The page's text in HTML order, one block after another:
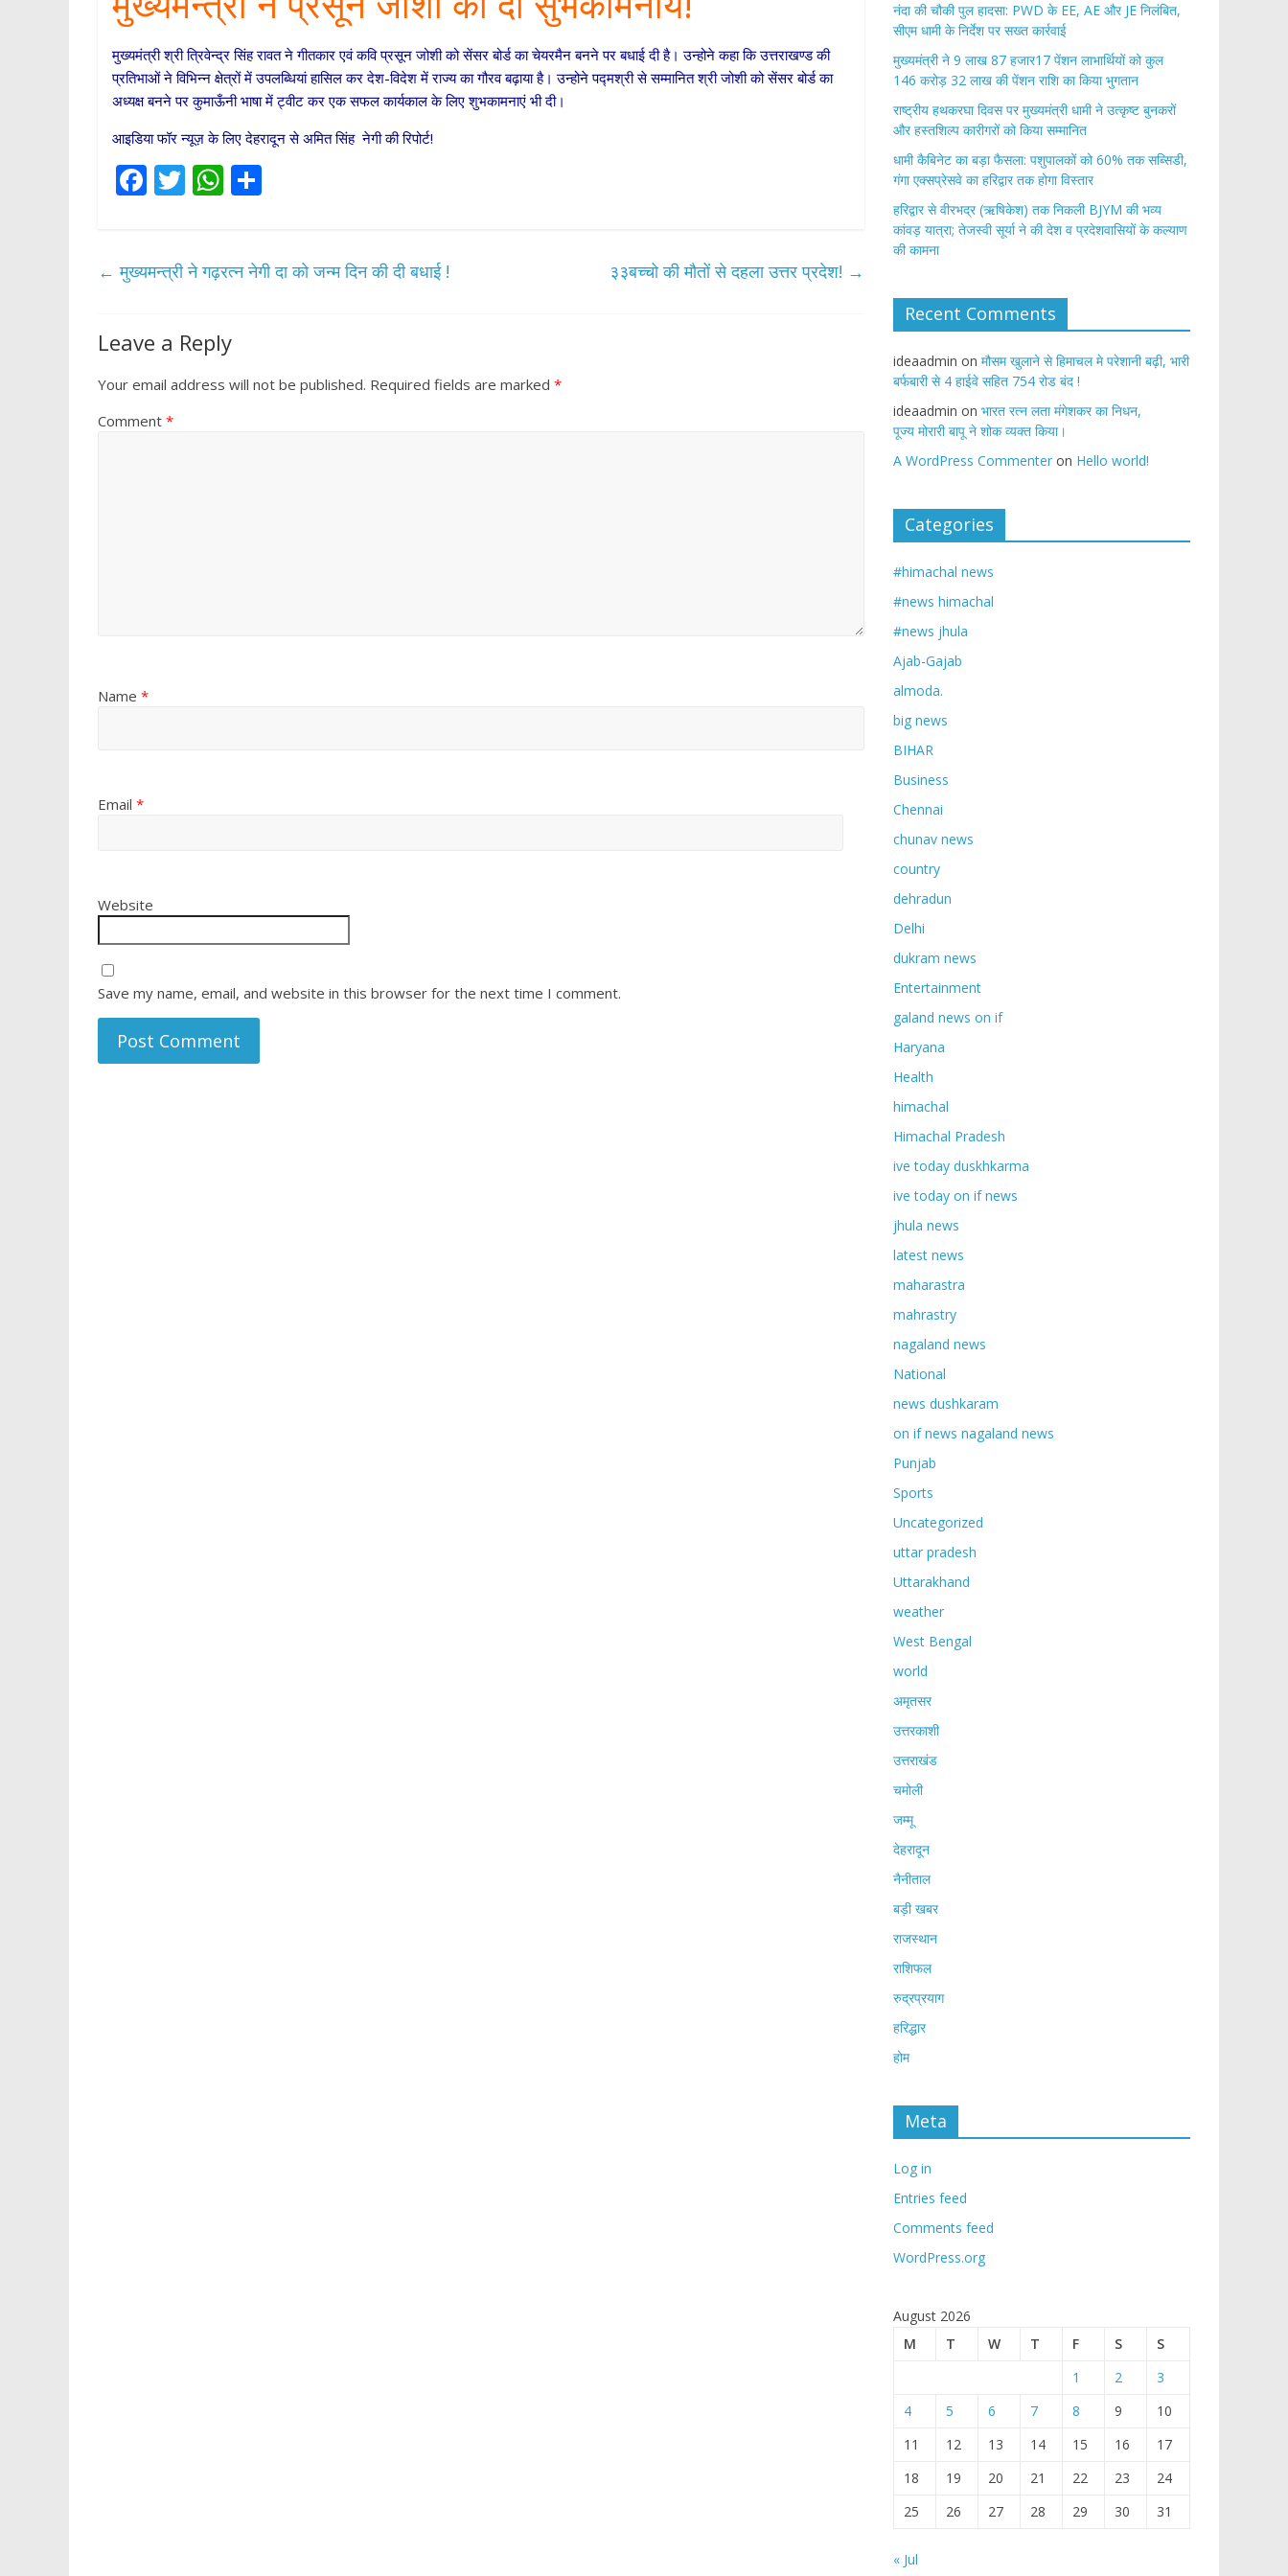
मुख्यमंत्री श्री त्रिवेन्द्र सिंह रावत ने गीतकार एवं कवि प्रसून जोशी को सेंसर बोर्ड का चेयरमैन बनने पर बधाई दी है। उन्होने कहा कि उत्तराखण्ड की
प्रतिभाओं ने विभिन्न क्षेत्रों में उपलब्धियां हासिल कर देश-विदेश में राज्य का गौरव बढ़ाया है। उन्होने पद्मश्री से सम्मानित श्री जोशी को सेंसर बोर्ड का
अध्यक्ष बनने पर कुमाऊँनी भाषा में ट्वीट कर एक सफल कार्यकाल के लिए शुभकामनाएं भी दी।
आइडिया फॉर न्यूज़ के लिए देहरादून से अमित सिंह नेगी की रिपोर्ट!
F
b
o
k
T
er
W
s
p
p
e
← मुख्यमन्त्री ने गढ़रत्न नेगी दा को जन्म दिन की दी बधाई ! ३३बच्चो की मौतों से दहला उत्तर प्रदेश! →
Leave a Reply
Your email address will not be published. Required fields are marked *
Comment *
Name *
Email *
Website
Save my name, email, and website in this browser for the next time I comment.
नंदा की चौकी पुल हादसा: PWD के EE, AE और JE निलंबित,
सीएम धामी के निर्देश पर सख्त कार्रवाई
मुख्यमंत्री ने 9 लाख 87 हजार17 पेंशन लाभार्थियों को कुल
146 करोड़ 32 लाख की पेंशन राशि का किया भुगतान
राष्ट्रीय हथकरघा दिवस पर मुख्यमंत्री धामी ने उत्कृष्ट बुनकरों
और हस्तशिल्प कारीगरों को किया सम्मानित
​धामी कैबिनेट का बड़ा फैसला: पशुपालकों को 60% तक सब्सिडी,
गंगा एक्सप्रेसवे का हरिद्वार तक होगा विस्तार
​हरिद्वार से वीरभद्र (ऋषिकेश) तक निकली BJYM की भव्य
कांवड़ यात्रा; तेजस्वी सूर्या ने की देश व प्रदेशवासियों के कल्याण
की कामना
Recent Comments
ideaadmin on मौसम खुलाने से हिमाचल मे परेशानी बढ़ी, भारी
बर्फबारी से 4 हाईवे सहित 754 रोड बंद !
ideaadmin on भारत रत्न लता मंगेशकर का निधन,
पूज्य मोरारी बापू ने शोक व्यक्त किया।
A WordPress Commenter on Hello world!
Categories
#himachal news
#news himachal
#news jhula
Ajab-Gajab
almoda.
big news
BIHAR
Business
Chennai
chunav news
country
dehradun
Delhi
dukram news
Entertainment
galand news on if
Haryana
Health
himachal
Himachal Pradesh
ive today duskhkarma
ive today on if news
jhula news
latest news
maharastra
mahrastry
nagaland news
National
news dushkaram
on if news nagaland news
Punjab
Sports
Uncategorized
uttar pradesh
Uttarakhand
weather
West Bengal
world
अमृतसर
उत्तरकाशी
उत्तराखंड
चमोली
जम्मू
देहरादून
नैनीताल
बड़ी खबर
राजस्थान
राशिफल
रुद्रप्रयाग
हरिद्धार
होम
Meta
Log in
Entries feed
Comments feed
WordPress.org
August 2026
M
T W T F S
S
1
2
3
4
5 6 7 8 9
10
11
12 13 14 15 16
17
18
19 20 21 22 23
24
25
26 27 28 29 30 31
« Jul